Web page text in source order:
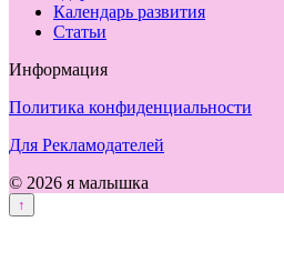
Календарь развития
Статьи
Информация
Политика конфиденциальности
Для Рекламодателей
© 2026 я малышка